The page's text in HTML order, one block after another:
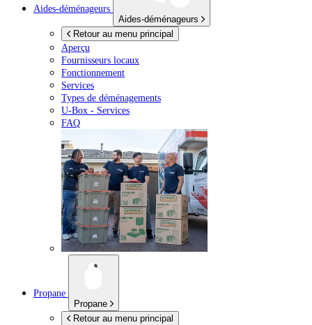
Aides-déménageurs
Aides-déménageurs
Retour au menu principal
Aperçu
Fournisseurs locaux
Fonctionnement
Services
Types de déménagements
U-Box - Services
FAQ
Propane
Propane
Retour au menu principal